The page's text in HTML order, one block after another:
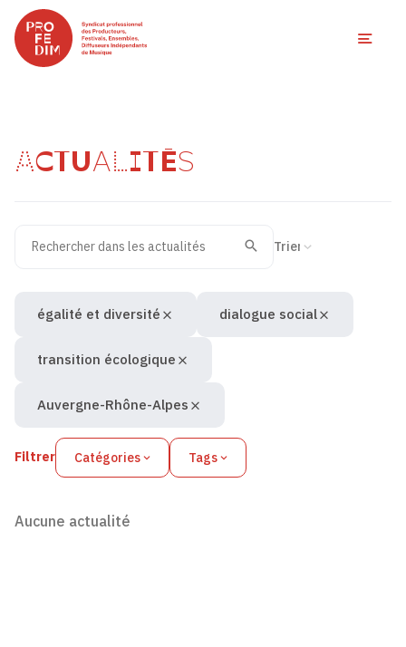
ACTUALITÉS
Recherche
Valider
Filtrer Catégories Tags
égalité et diversité dialogue social
transition écologique
Auvergne-Rhône-Alpes
Aucune actualité